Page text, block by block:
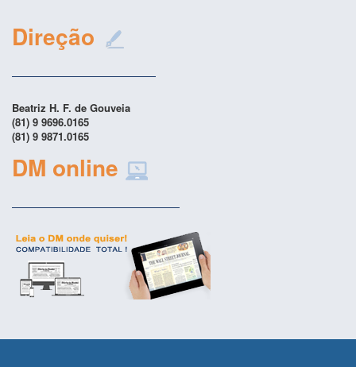
Direção
Beatriz H. F. de Gouveia
(81) 9 9696.0165
(81) 9 9871.0165
DM online